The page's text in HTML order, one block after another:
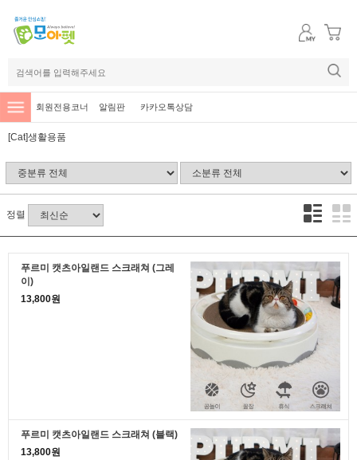
회원전용코너 알림판 카카오톡상담
[Cat]생활용품
정렬
푸르미 캣츠아일랜드 스크래쳐 (그레
이)
13,800원
푸르미 캣츠아일랜드 스크래쳐 (블랙)
13,800원